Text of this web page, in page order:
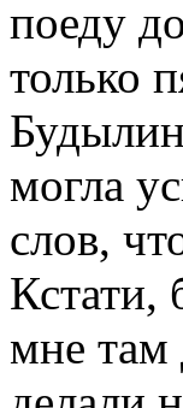
поеду
только
могла
слов,
Кстати,
мне там